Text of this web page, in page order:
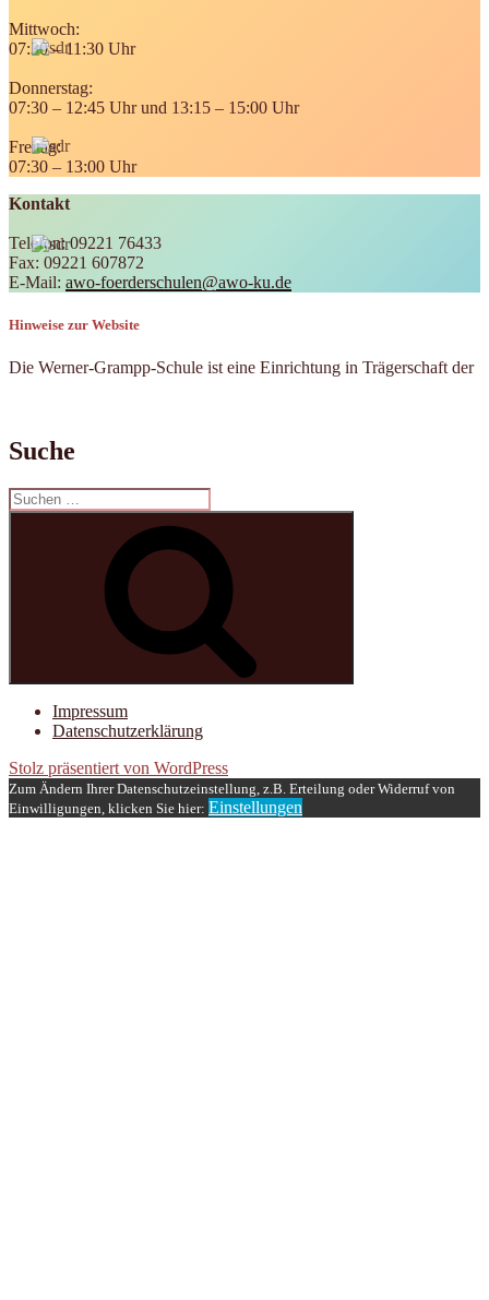
Mittwoch:
07:30 – 11:30 Uhr
Donnerstag:
07:30 – 12:45 Uhr und 13:15 – 15:00 Uhr
Freitag:
07:30 – 13:00 Uhr
Kontakt
Telefon: 09221 76433
Fax: 09221 607872
E-Mail: awo-foerderschulen@awo-ku.de
Hinweise zur Website
Die Werner-Grampp-Schule ist eine Einrichtung in Trägerschaft der
Suche
Suchen
nach:
Impressum
Datenschutzerklärung
Stolz präsentiert von WordPress
Zum Ändern Ihrer Datenschutzeinstellung, z.B. Erteilung oder Widerruf von
Einwilligungen, klicken Sie hier: Einstellungen